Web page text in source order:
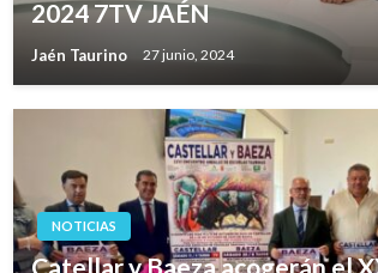
2024 7TV JAÉN
Jaén Taurino 27 junio, 2024
NOTICIAS
Catellar y Baeza acogerán el